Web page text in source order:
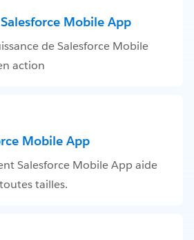
Mobile App
de Salesforce Mobile
action
Mobile App
Salesforce Mobile App aide
tailles.